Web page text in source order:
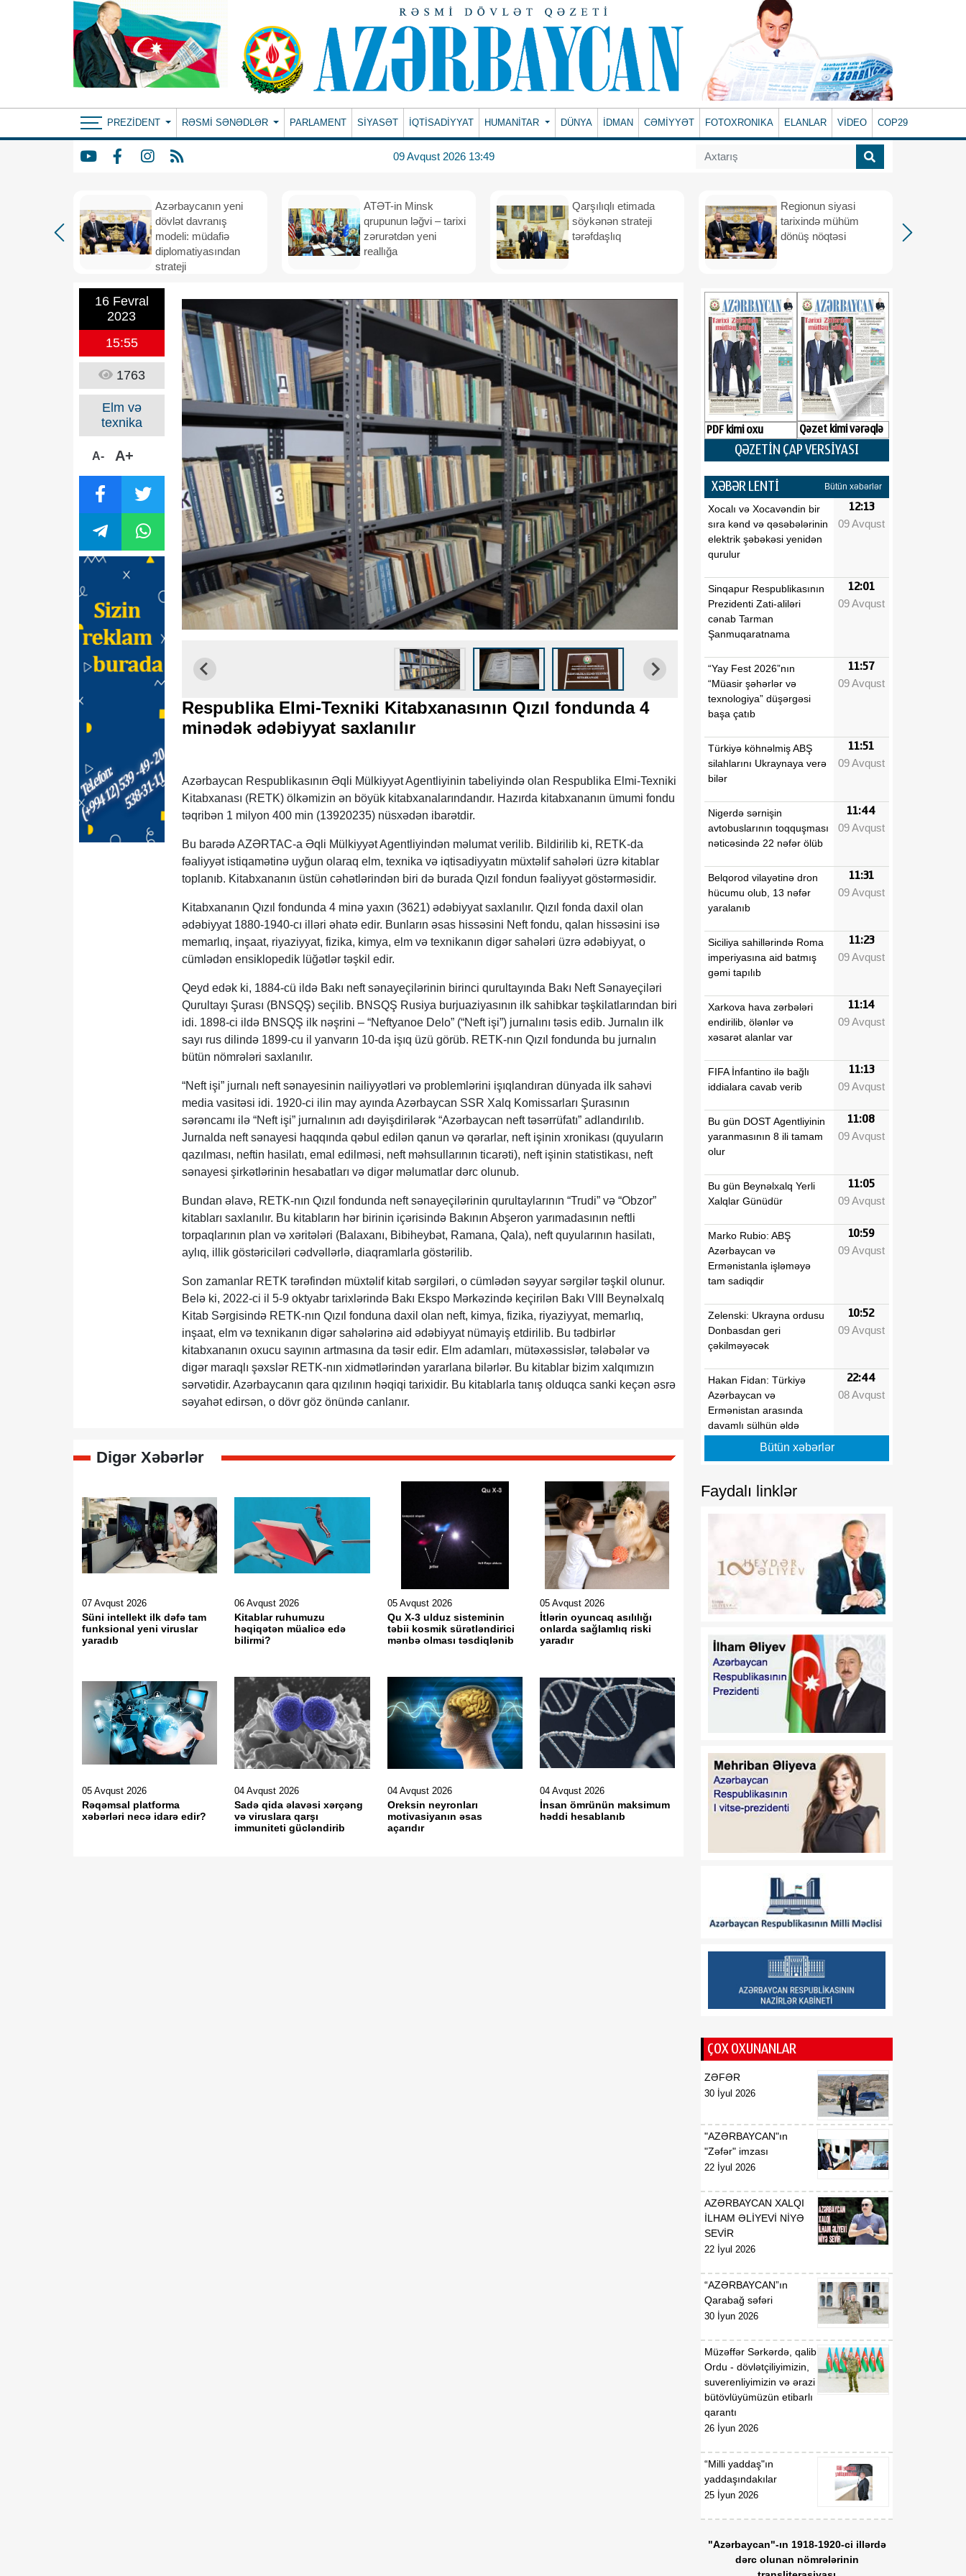
PREZIDENT RƏSMI SƏNƏDLƏR PARLAMENT SİYASƏT İQTİSADİYYAT HUMANITAR DÜNYA İDMAN CƏMİYYƏT FOTOXRONIKA ELANLAR VİDEO COP29
09 Avqust 2026 13:49
Azərbaycanın yeni
dövlət davranış
modeli: müdafiə
diplomatiyasından
strateji
ATƏT-in Minsk
qrupunun ləğvi – tarixi
zərurətdən yeni
reallığa
Qarşılıqlı etimada
söykənən strateji
tərəfdaşlıq
Regionun siyasi
tarixində mühüm
dönüş nöqtəsi
16 Fevral
2023
15:55
1763
Elm və
texnika
A- A+
Respublika Elmi-Texniki Kitabxanasının Qızıl fondunda 4
minədək ədəbiyyat saxlanılır
Azərbaycan Respublikasının Əqli Mülkiyyət Agentliyinin tabeliyində olan Respublika Elmi-Texniki
Kitabxanası (RETK) ölkəmizin ən böyük kitabxanalarındandır. Hazırda kitabxananın ümumi fondu
təqribən 1 milyon 400 min (13920235) nüsxədən ibarətdir.
Bu barədə AZƏRTAC-a Əqli Mülkiyyət Agentliyindən məlumat verilib. Bildirilib ki, RETK-da
fəaliyyət istiqamətinə uyğun olaraq elm, texnika və iqtisadiyyatın müxtəlif sahələri üzrə kitablar
toplanıb. Kitabxananın üstün cəhətlərindən biri də burada Qızıl fondun fəaliyyət göstərməsidir.
Kitabxananın Qızıl fondunda 4 minə yaxın (3621) ədəbiyyat saxlanılır. Qızıl fonda daxil olan
ədəbiyyat 1880-1940-cı illəri əhatə edir. Bunların əsas hissəsini Neft fondu, qalan hissəsini isə
memarlıq, inşaat, riyaziyyat, fizika, kimya, elm və texnikanın digər sahələri üzrə ədəbiyyat, o
cümlədən ensiklopedik lüğətlər təşkil edir.
Qeyd edək ki, 1884-cü ildə Bakı neft sənayeçilərinin birinci qurultayında Bakı Neft Sənayeçiləri
Qurultayı Şurası (BNSQŞ) seçilib. BNSQŞ Rusiya burjuaziyasının ilk sahibkar təşkilatlarından biri
idi. 1898-ci ildə BNSQŞ ilk nəşrini – “Neftyanoe Delo” (“Neft işi”) jurnalını təsis edib. Jurnalın ilk
sayı rus dilində 1899-cu il yanvarın 10-da işıq üzü görüb. RETK-nın Qızıl fondunda bu jurnalın
bütün nömrələri saxlanılır.
“Neft işi” jurnalı neft sənayesinin nailiyyətləri və problemlərini işıqlandıran dünyada ilk sahəvi
media vasitəsi idi. 1920-ci ilin may ayında Azərbaycan SSR Xalq Komissarları Şurasının
sərəncamı ilə “Neft işi” jurnalının adı dəyişdirilərək “Azərbaycan neft təsərrüfatı” adlandırılıb.
Jurnalda neft sənayesi haqqında qəbul edilən qanun və qərarlar, neft işinin xronikası (quyuların
qazılması, neftin hasilatı, emal edilməsi, neft məhsullarının ticarəti), neft işinin statistikası, neft
sənayesi şirkətlərinin hesabatları və digər məlumatlar dərc olunub.
Bundan əlavə, RETK-nın Qızıl fondunda neft sənayeçilərinin qurultaylarının “Trudi” və “Obzor”
kitabları saxlanılır. Bu kitabların hər birinin içərisində Bakının Abşeron yarımadasının neftli
torpaqlarının plan və xəritələri (Balaxanı, Bibiheybət, Ramana, Qala), neft quyularının hasilatı,
aylıq, illik göstəriciləri cədvəllərlə, diaqramlarla göstərilib.
Son zamanlar RETK tərəfindən müxtəlif kitab sərgiləri, o cümlədən səyyar sərgilər təşkil olunur.
Belə ki, 2022-ci il 5-9 oktyabr tarixlərində Bakı Ekspo Mərkəzində keçirilən Bakı VIII Beynəlxalq
Kitab Sərgisində RETK-nın Qızıl fonduna daxil olan neft, kimya, fizika, riyaziyyat, memarlıq,
inşaat, elm və texnikanın digər sahələrinə aid ədəbiyyat nümayiş etdirilib. Bu tədbirlər
kitabxananın oxucu sayının artmasına da təsir edir. Elm adamları, mütəxəssislər, tələbələr və
digər maraqlı şəxslər RETK-nın xidmətlərindən yararlana bilərlər. Bu kitablar bizim xalqımızın
sərvətidir. Azərbaycanın qara qızılının həqiqi tarixidir. Bu kitablarla tanış olduqca sanki keçən əsrə
səyahət edirsən, o dövr göz önündə canlanır.
Digər Xəbərlər
07 Avqust 2026
Süni intellekt ilk dəfə tam
funksional yeni viruslar
yaradıb
06 Avqust 2026
Kitablar ruhumuzu
həqiqətən müalicə edə
bilirmi?
05 Avqust 2026
Qu X-3 ulduz sisteminin
təbii kosmik sürətləndirici
mənbə olması təsdiqlənib
05 Avqust 2026
İtlərin oyuncaq asılılığı
onlarda sağlamlıq riski
yaradır
05 Avqust 2026
Rəqəmsal platforma
xəbərləri necə idarə edir?
04 Avqust 2026
Sadə qida əlavəsi xərçəng
və viruslara qarşı
immuniteti gücləndirib
04 Avqust 2026
Oreksin neyronları
motivasiyanın əsas
açarıdır
04 Avqust 2026
İnsan ömrünün maksimum
həddi hesablanıb
PDF kimi oxu Qəzet kimi vərəqlə
QƏZETİN ÇAP VERSİYASI
XƏBƏR LENTİ Bütün xəbərlər
Xocalı və Xocavəndin bir
sıra kənd və qəsəbələrinin
elektrik şəbəkəsi yenidən
qurulur
12:13
09 Avqust
Sinqapur Respublikasının
Prezidenti Zati-aliləri
cənab Tarman
Şanmuqaratnama
12:01
09 Avqust
“Yay Fest 2026”nın
“Müasir şəhərlər və
texnologiya” düşərgəsi
başa çatıb
11:57
09 Avqust
Türkiyə köhnəlmiş ABŞ
silahlarını Ukraynaya verə
bilər
11:51
09 Avqust
Nigerdə sərnişin
avtobuslarının toqquşması
nəticəsində 22 nəfər ölüb
11:44
09 Avqust
Belqorod vilayətinə dron
hücumu olub, 13 nəfər
yaralanıb
11:31
09 Avqust
Siciliya sahillərində Roma
imperiyasına aid batmış
gəmi tapılıb
11:23
09 Avqust
Xarkova hava zərbələri
endirilib, ölənlər və
xəsarət alanlar var
11:14
09 Avqust
FIFA İnfantino ilə bağlı
iddialara cavab verib
11:13
09 Avqust
Bu gün DOST Agentliyinin
yaranmasının 8 ili tamam
olur
11:08
09 Avqust
Bu gün Beynəlxalq Yerli
Xalqlar Günüdür
11:05
09 Avqust
Marko Rubio: ABŞ
Azərbaycan və
Ermənistanla işləməyə
tam sadiqdir
10:59
09 Avqust
Zelenski: Ukrayna ordusu
Donbasdan geri
çəkilməyəcək
10:52
09 Avqust
Hakan Fidan: Türkiyə
Azərbaycan və
Ermənistan arasında
davamlı sülhün əldə
edilməsi səylərini
22:44
08 Avqust
Bakıdan Limaya uzanan
MDU və Azərbaycan
Texniki Universiteti birgə
kadr hazırlığına başlayır
22:00
08 Avqust
Paytaxtın Yasamal
rayonunda keçirilən
ödənişsiz skrinninq
aksiyasında 400-ə yaxın
qadın müayinə olunub
08 Avqust
Xocavənddə buldozerin
araşdırma aparılır
Prezident İlham Əliyev
Vaşinqton Zirvə
Görüşünün ildönümü
Prezidentinə məktub
21:15
08 Avqust
Vaşinqton görüşü
regionda inkişaf və
08 Avqust
Vaşinqton Bəyannaməsi –
işləyən sülh modeli
Bütün xəbərlər
Faydalı linklər
ÇOX OXUNANLAR
ZƏFƏR
30 İyul 2026
"AZƏRBAYCAN"ın
"Zəfər" imzası
22 İyul 2026
AZƏRBAYCAN XALQI
İLHAM ƏLİYEVİ NİYƏ
SEVİR
22 İyul 2026
“AZƏRBAYCAN”ın
Qarabağ səfəri
30 İyun 2026
Müzəffər Sərkərdə, qalib
Ordu - dövlətçiliyimizin,
suverenliyimizin və ərazi
bütövlüyümüzün etibarlı
qarantı
26 İyun 2026
“Milli yaddaş"ın
yaddaşındakılar
25 İyun 2026
"Azərbaycan"-ın 1918-1920-ci illərdə
dərc olunan nömrələrinin